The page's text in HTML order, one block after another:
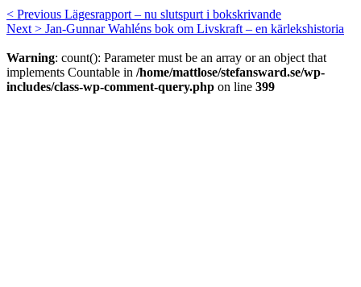
< Previous Lägesrapport – nu slutspurt i bokskrivande
Next > Jan-Gunnar Wahléns bok om Livskraft – en kärlekshistoria
Warning: count(): Parameter must be an array or an object that
implements Countable in /home/mattlose/stefansward.se/wp-
includes/class-wp-comment-query.php on line 399